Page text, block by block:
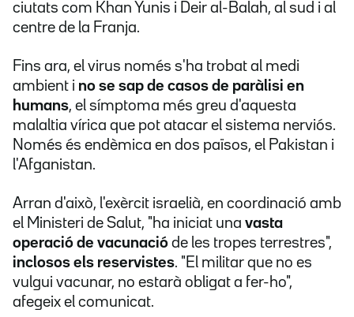
ciutats com Khan Yunis i Deir al-Balah, al sud i al
centre de la Franja.
Fins ara, el virus només s'ha trobat al medi
ambient i no se sap de casos de paràlisi en
humans, el símptoma més greu d'aquesta
malaltia vírica que pot atacar el sistema nerviós.
Només és endèmica en dos països, el Pakistan i
l'Afganistan.
Arran d'això, l'exèrcit israelià, en coordinació amb
el Ministeri de Salut, "ha iniciat una vasta
operació de vacunació de les tropes terrestres",
inclosos els reservistes. "El militar que no es
vulgui vacunar, no estarà obligat a fer-ho",
afegeix el comunicat.